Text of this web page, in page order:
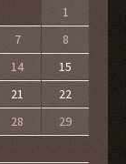
1
7
8
14
15
21
22
28
29